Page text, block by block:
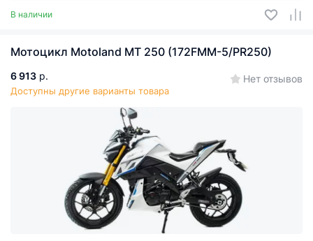
В наличии
Мотоцикл Motoland MT 250 (172FMM-5/PR250)
6 913 р.
Доступны другие варианты товара
Нет отзывов